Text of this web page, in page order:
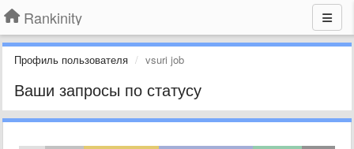
Rankinity
Профиль пользователя vsuri job
Ваши запросы по статусу